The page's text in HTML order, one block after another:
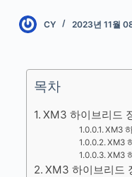
CY 2023년 11월
목차
XM3 하이브리드
XM3
XM3
XM3
XM3 하이브리드